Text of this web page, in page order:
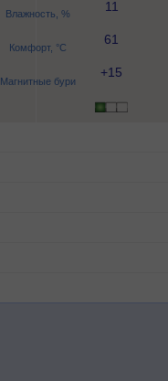
Влажность, %
Комфорт, °C
Магнитные бури
11
61
+15